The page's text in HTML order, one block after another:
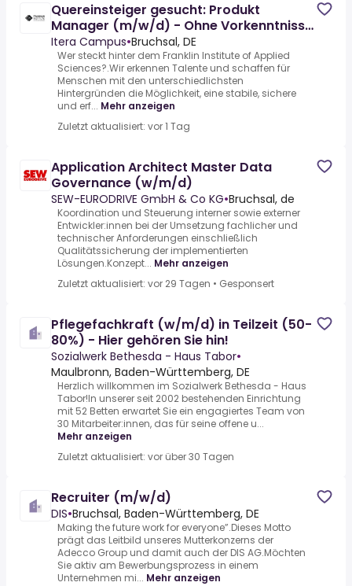
Quereinsteiger gesucht: Produkt
Manager (m/w/d) - Ohne Vorkenntnisse
möglich!
Itera Campus•Bruchsal, DE
Wer steckt hinter dem Franklin Institute of Applied
Sciences?.Wir erkennen Talente und schaffen für
Menschen mit den unterschiedlichsten
Hintergründen die Möglichkeit, eine stabile, sichere
und erf... Mehr anzeigen
Zuletzt aktualisiert: vor 1 Tag
Application Architect Master Data
Governance (w/m/d)
SEW-EURODRIVE GmbH & Co KG•Bruchsal, de
Koordination und Steuerung interner sowie externer
Entwickler:innen bei der Umsetzung fachlicher und
technischer Anforderungen einschließlich
Qualitätssicherung der implementierten
Lösungen.Konzept... Mehr anzeigen
Zuletzt aktualisiert: vor 29 Tagen • Gesponsert
Pflegefachkraft (w/m/d) in Teilzeit (50-
80%) - Hier gehören Sie hin!
Sozialwerk Bethesda - Haus Tabor•
Maulbronn, Baden-Württemberg, DE
Herzlich willkommen im Sozialwerk Bethesda - Haus
Tabor!In unserer seit 2002 bestehenden Einrichtung
mit 52 Betten erwartet Sie ein engagiertes Team von
30 Mitarbeiter:innen, das für seine offene u...
Mehr anzeigen
Zuletzt aktualisiert: vor über 30 Tagen
Recruiter (m/w/d)
DIS•Bruchsal, Baden-Württemberg, DE
Making the future work for everyone”.Dieses Motto
prägt das Leitbild unseres Mutterkonzerns der
Adecco Group und damit auch der DIS AG.Möchten
Sie aktiv am Bewerbungsprozess in einem
Unternehmen mi... Mehr anzeigen